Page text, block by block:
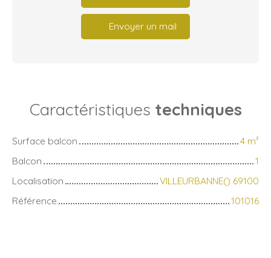
Envoyer un mail
Caractéristiques techniques
Surface balcon 4 m²
Balcon
1
Localisation
VILLEURBANNE() 69100
Référence
101016